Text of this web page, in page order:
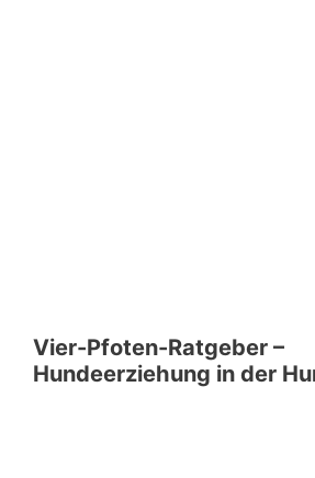
Vier-Pfoten-Ratgeber –
Hundeerziehung in der